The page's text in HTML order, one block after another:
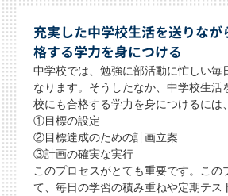
充実した中学校生活を送りなが
格する学力を身につける
中学校では、勉強に部活動に忙しい毎
なります。そうしたなか、中学校生活
校にも合格する学力を身につけるには、
①目標の設定
②目標達成のための計画立案
③計画の確実な実行
このプロセスがとても重要です。この
て、毎日の学習の積み重ねや定期テス